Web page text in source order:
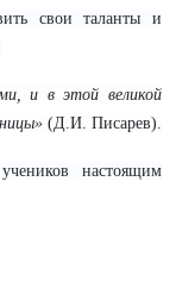
свои таланты и
и в этой великой
(Д.И. Писарев).
настоящим